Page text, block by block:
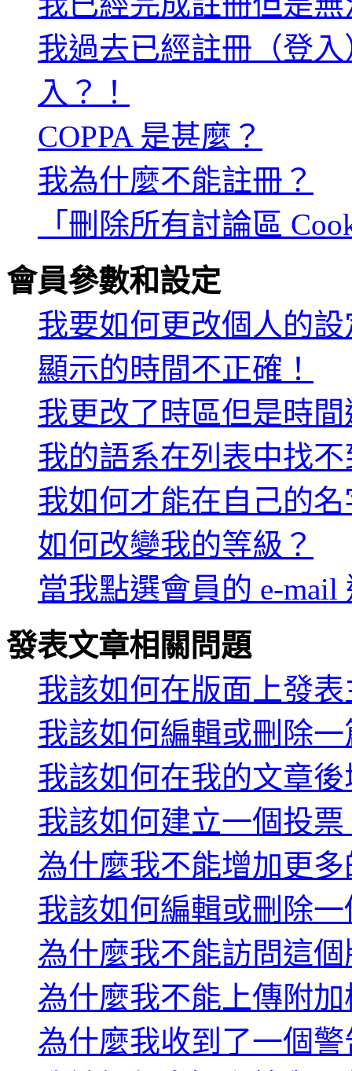
我過去已經註冊（登
入？！
COPPA 是甚麼？
我為什麼不能註冊？
「刪除所有討論區
會員參數和設定
我要如何更改個人的設
顯示的時間不正確！
我更改了時區但是時
我的語系在列表中找不
我如何才能在自己的
如何改變我的等級？
當我點選會員的 e-
發表文章相關問題
我該如何在版面上發
我該如何編輯或刪除
我該如何在我的文章
我該如何建立一個投票
為什麼我不能增加更
我該如何編輯或刪除
為什麼我不能訪問這
為什麼我不能上傳附
為什麼我收到了一個警